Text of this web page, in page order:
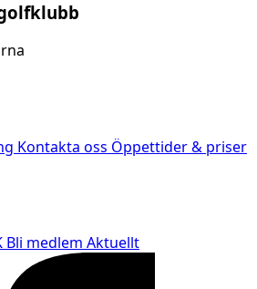
Kontakta oss Öppettider & priser
Bli medlem Aktuellt